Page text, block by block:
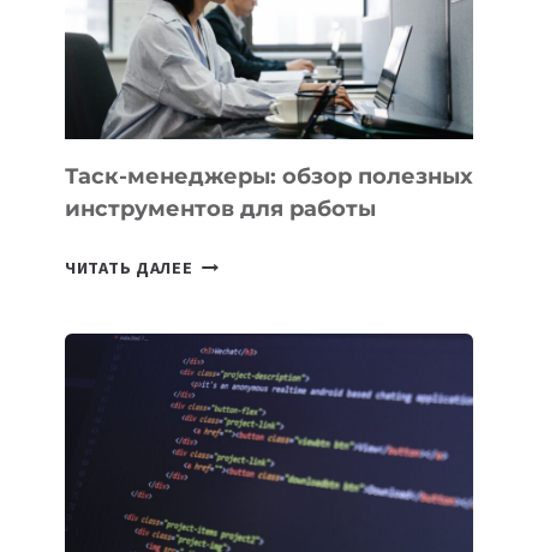
ЗАДАЧИ
ЕМУ
МОЖНО
ПОРУЧИТЬ
УЖЕ
СЕГОДНЯ
Таск-менеджеры: обзор полезных
инструментов для работы
ЧИТАТЬ ДАЛЕЕ ТАСК-
ПОЛЕЗНЫХ
ИНСТРУМЕНТОВ
ДЛЯ
РАБОТЫ